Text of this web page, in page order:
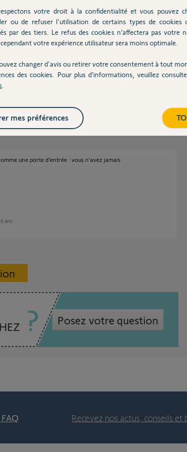
6 ans
mieux pas que je me fasse reprendre les 2
une porte d'entrée : vous n'avez jamais
ans
Posez votre question
Recevez nos actus, conseils et
votre droit à la confidentialité et vous pouvez
ou de refuser l'utilisation de certains types de cookies
par des tiers. Le refus des cookies n’affectera pas votre
votre expérience utilisateur sera moins optimale.
changer d'avis ou retirer votre consentement à tout
des cookies. Pour plus d’informations, veuillez
mes préférences